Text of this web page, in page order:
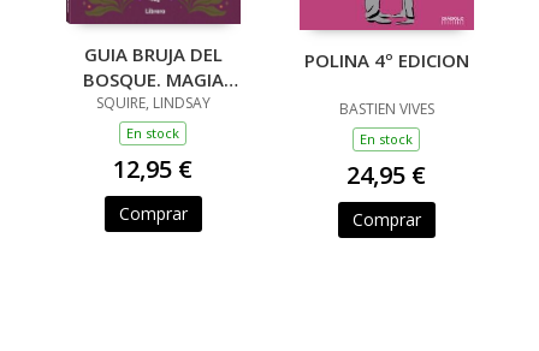
GUIA BRUJA DEL
BOSQUE. MAGIA
TRADICIONAL
SQUIRE, LINDSAY
En stock
12,95 €
Comprar
POLINA 4º EDICION
BASTIEN VIVES
En stock
24,95 €
Comprar